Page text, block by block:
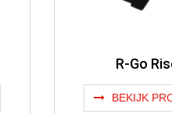
R-Go
BEKIJK